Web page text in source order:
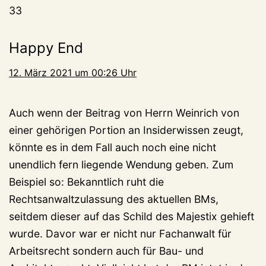
33
Happy End
12. März 2021 um 00:26 Uhr
Auch wenn der Beitrag von Herrn Weinrich von
einer gehörigen Portion an Insiderwissen zeugt,
könnte es in dem Fall auch noch eine nicht
unendlich fern liegende Wendung geben. Zum
Beispiel so: Bekanntlich ruht die
Rechtsanwaltzulassung des aktuellen BMs,
seitdem dieser auf das Schild des Majestix gehieft
wurde. Davor war er nicht nur Fachanwalt für
Arbeitsrecht sondern auch für Bau- und